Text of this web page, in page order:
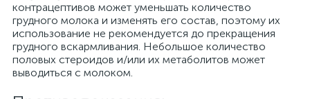
контрацептивов может уменьшать количество
грудного молока и изменять его состав, поэтому их
использование не рекомендуется до прекращения
грудного вскармливания. Небольшое количество
половых стероидов и/или их метаболитов может
выводиться с молоком.